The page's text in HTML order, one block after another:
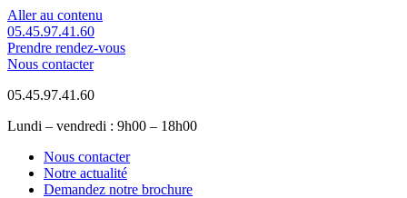
Aller au contenu
05.45.97.41.60
Prendre rendez-vous
Nous contacter
05.45.97.41.60
Lundi – vendredi : 9h00 – 18h00
Nous contacter
Notre actualité
Demandez notre brochure